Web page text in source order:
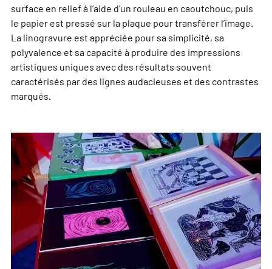
surface en relief à l’aide d’un rouleau en caoutchouc, puis
le papier est pressé sur la plaque pour transférer l’image.
La linogravure est appréciée pour sa simplicité, sa
polyvalence et sa capacité à produire des impressions
artistiques uniques avec des résultats souvent
caractérisés par des lignes audacieuses et des contrastes
marqués.